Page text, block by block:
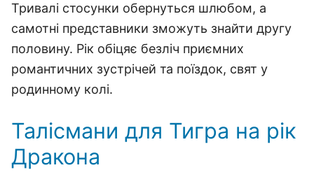
Тривалі стосунки обернуться шлюбом, а
самотні представники зможуть знайти другу
половину. Рік обіцяє безліч приємних
романтичних зустрічей та поїздок, свят у
родинному колі.
Талісмани для Тигра на рік
Дракона